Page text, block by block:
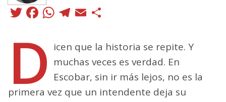
Twitter
Facebook
WhatsApp
Telegram
Email
D icen que la historia se repite. Y
muchas veces es verdad. En
Escobar, sin ir más lejos, no es la
primera vez que un intendente deja su